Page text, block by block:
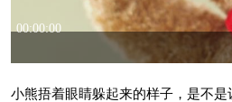
小熊捂着眼睛躲起来的样子，是不